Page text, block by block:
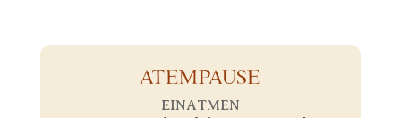
ATEMPAUSE
EINATMEN